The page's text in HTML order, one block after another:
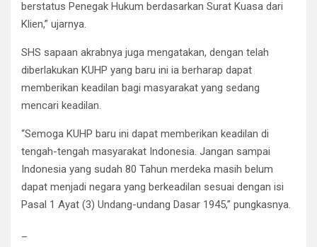
berstatus Penegak Hukum berdasarkan Surat Kuasa dari
Klien,” ujarnya.
SHS sapaan akrabnya juga mengatakan, dengan telah
diberlakukan KUHP yang baru ini ia berharap dapat
memberikan keadilan bagi masyarakat yang sedang
mencari keadilan.
“Semoga KUHP baru ini dapat memberikan keadilan di
tengah-tengah masyarakat Indonesia. Jangan sampai
Indonesia yang sudah 80 Tahun merdeka masih belum
dapat menjadi negara yang berkeadilan sesuai dengan isi
Pasal 1 Ayat (3) Undang-undang Dasar 1945,” pungkasnya.